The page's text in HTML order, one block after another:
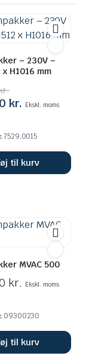
– 230V –
x H1016 mm
kr..
kr.Den
pris
17,790.00 kr..
Ekskl. moms
7529.0015
til kurv
MVAC 500
kr. Ekskl. moms
09300230
til kurv